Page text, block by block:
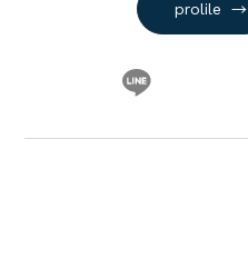
prolile →